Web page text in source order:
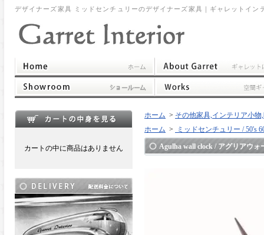
デザイナーズ家具 ミッドセンチュリーのデザイナーズ家具｜ギャレットイン
カートの中に商品はありません
ホーム > その他家具,インテリア小物,
ホーム > ミッドセンチュリー / 50's
Agulha wall clock / アグリアウォ